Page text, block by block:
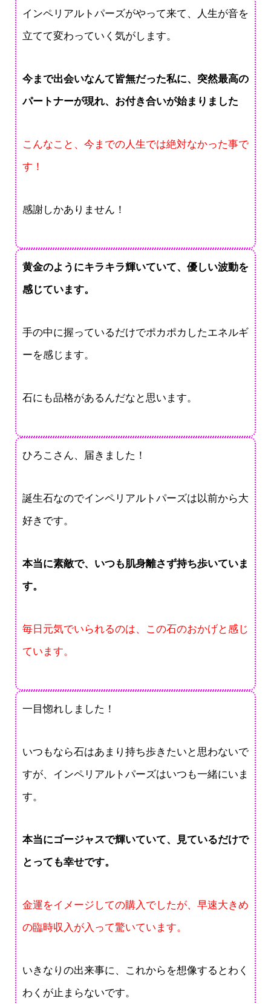
インペリアルトパーズがやって来て、人生が音を
立てて変わっていく気がします。
今まで出会いなんて皆無だった私に、突然最高の
パートナーが現れ、お付き合いが始まりました
こんなこと、今までの人生では絶対なかった事で
す！
感謝しかありません！
黄金のようにキラキラ輝いていて、優しい波動を
感じています。
手の中に握っているだけでポカポカしたエネルギ
ーを感じます。
石にも品格があるんだなと思います。
ひろこさん、届きました！
誕生石なのでインペリアルトパーズは以前から大
好きです。
本当に素敵で、いつも肌身離さず持ち歩いていま
す。
毎日元気でいられるのは、この石のおかげと感じ
ています。
一目惚れしました！
いつもなら石はあまり持ち歩きたいと思わないで
すが、インペリアルトパーズはいつも一緒にいま
す。
本当にゴージャスで輝いていて、見ているだけで
とっても幸せです。
金運をイメージしての購入でしたが、早速大きめ
の臨時収入が入って驚いています。
いきなりの出来事に、これからを想像するとわく
わくが止まらないです。